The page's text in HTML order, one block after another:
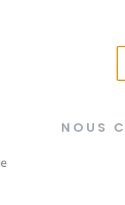
NOUS